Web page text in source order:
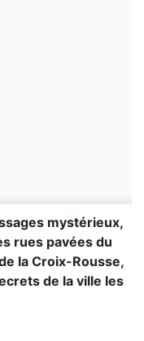
mystérieux,
rues pavées du
la Croix-Rousse,
de la ville les